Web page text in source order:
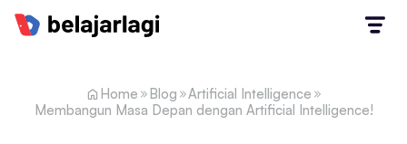
Home Blog
Artificial Intelligence
Membangun Masa Depan dengan Artificial Intelligence!